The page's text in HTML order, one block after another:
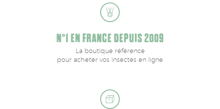
N°1 EN FRANCE DEPUIS 2009
La boutique référence
pour acheter vos insectes en ligne